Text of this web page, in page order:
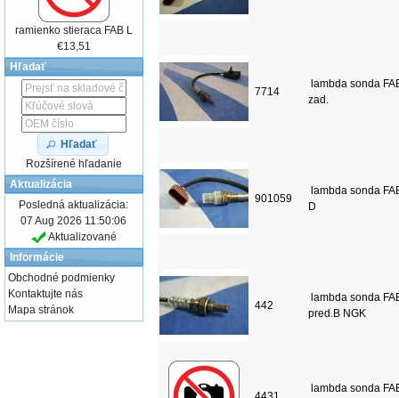
7714
lambda sonda
zad.
901059
lambda sonda
D
442
lambda sonda
pred.B NGK
lambda sonda
ramienko stieraca FAB L
€13,51
Hľadať
Hľadať
Rozšírené hľadanie
Aktualizácia
Posledná aktualizácia:
07 Aug 2026 11:50:06
Aktualizované
Informácie
Obchodné podmienky
Kontaktujte nás
Mapa stránok